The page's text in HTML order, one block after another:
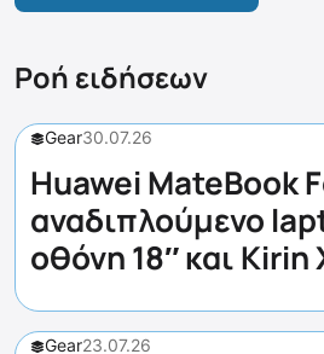
Ροή ειδήσεων
Gear30.07.26
Huawei MateBook
αναδιπλούμενο
οθόνη 18″ και Kirin
Gear23.07.26